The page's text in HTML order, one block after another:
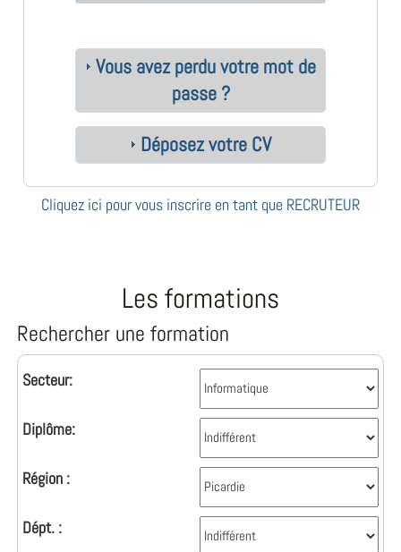
Vous avez perdu votre mot de
passe ?
Déposez votre CV
Cliquez ici pour vous inscrire en tant que RECRUTEUR
Les formations
Rechercher une formation
Secteur:
Diplôme:
Région :
Dépt. :